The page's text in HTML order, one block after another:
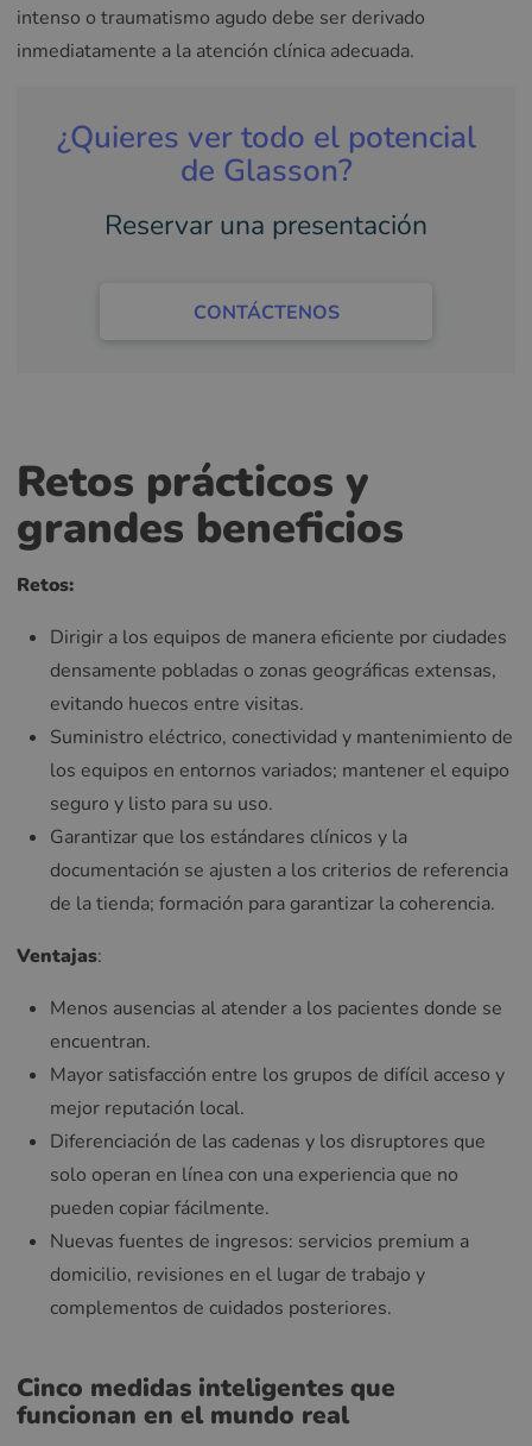
intenso o traumatismo agudo debe ser derivado
inmediatamente a la atención clínica adecuada.
¿Quieres ver todo el potencial
de Glasson?
Reservar una presentación
CONTÁCTENOS
Retos prácticos y
grandes beneficios
Retos:
Dirigir a los equipos de manera eficiente por ciudades
densamente pobladas o zonas geográficas extensas,
evitando huecos entre visitas.
Suministro eléctrico, conectividad y mantenimiento de
los equipos en entornos variados; mantener el equipo
seguro y listo para su uso.
Garantizar que los estándares clínicos y la
documentación se ajusten a los criterios de referencia
de la tienda; formación para garantizar la coherencia.
Ventajas:
Menos ausencias al atender a los pacientes donde se
encuentran.
Mayor satisfacción entre los grupos de difícil acceso y
mejor reputación local.
Diferenciación de las cadenas y los disruptores que
solo operan en línea con una experiencia que no
pueden copiar fácilmente.
Nuevas fuentes de ingresos: servicios premium a
domicilio, revisiones en el lugar de trabajo y
complementos de cuidados posteriores.
Cinco medidas inteligentes que
funcionan en el mundo real